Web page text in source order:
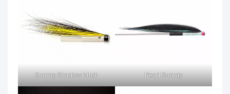
Sunray Shadow hitch Pearl Sunray